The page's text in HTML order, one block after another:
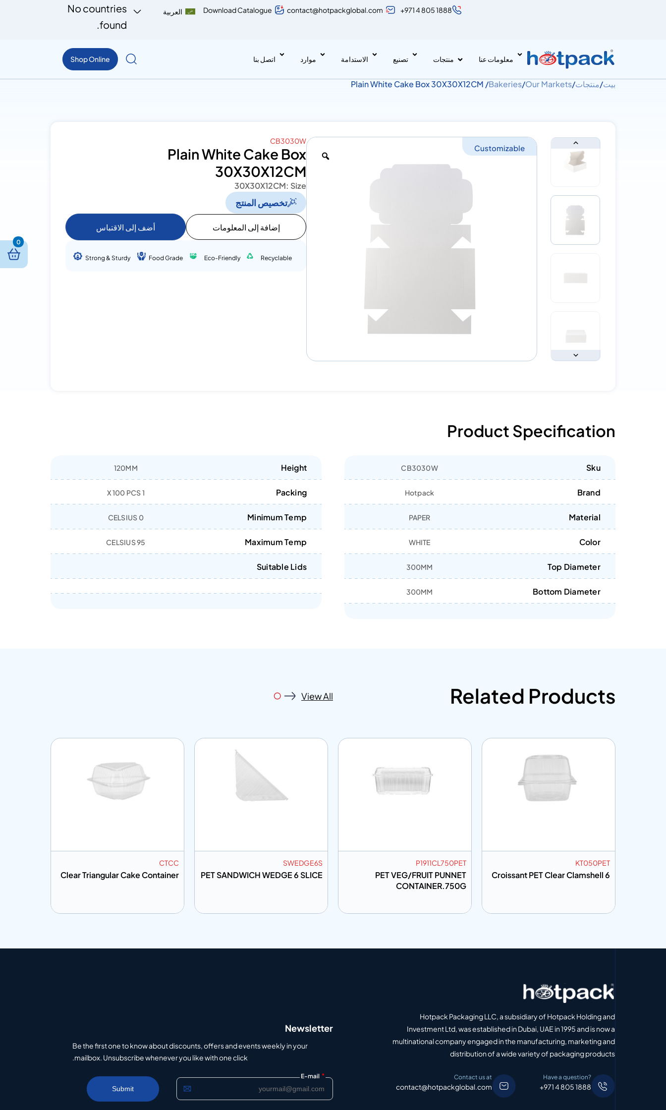
+971 4 805 1888
contact@hotpackglobal.com
Download Catalogue العربية
No countries
found.
معلومات عنا منتجات تصنيع الاستدامة موارد اتصل بنا Shop Online
بيت/منتجات/
Our Markets
/
Bakeries
/ Plain White Cake Box 30X30X12CM
Customizable
CB3030W
Plain White Cake Box
30X30X12CM
Size :
30X30X12CM
تخصيص المنتج
إضافة إلى المعلومات أضف إلى الاقتباس
Recyclable
Eco-Friendly
Food Grade
Strong & Sturdy
Product Specification
Sku
CB3030W
Brand
Hotpack
Material
PAPER
Color
WHITE
Top Diameter
300MM
Bottom Diameter
300MM
Height
120MM
Packing
1 X 100 PCS
Minimum Temp
0 CELSIUS
Maximum Temp
95 CELSIUS
Suitable Lids
Related Products
View All
KT050PET
6 Croissant PET Clear Clamshell
P1911CL750PET
PET VEG/FRUIT PUNNET
CONTAINER.750G
SWEDGE6S
PET SANDWICH WEDGE 6 SLICE
CTCC
Clear Triangular Cake Container
Hotpack Packaging LLC, a subsidiary of Hotpack Holding and
Investment Ltd, was established in Dubai, UAE in 1995 and is now a
multinational company engaged in the manufacturing, marketing and
distribution of a wide variety of packaging products
Have a question?
+971 4 805 1888
Contact us at
contact@hotpackglobal.com
Newsletter
Be the first one to know about discounts, offers and events weekly in your
mailbox. Unsubscribe whenever you like with one click.
E-mail *
0